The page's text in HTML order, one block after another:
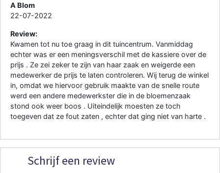
A Blom
22-07-2022
Review:
Kwamen tot nu toe graag in dit tuincentrum. Vanmiddag
echter was er een meningsverschil met de kassiere over de
prijs . Ze zei zeker te zijn van haar zaak en weigerde een
medewerker de prijs te laten controleren. Wij terug de winkel
in, omdat we hiervoor gebruik maakte van de snelle route
werd een andere medewerkster die in de bloemenzaak
stond ook weer boos . Uiteindelijk moesten ze toch
toegeven dat ze fout zaten , echter dat ging niet van harte .
Schrijf een review